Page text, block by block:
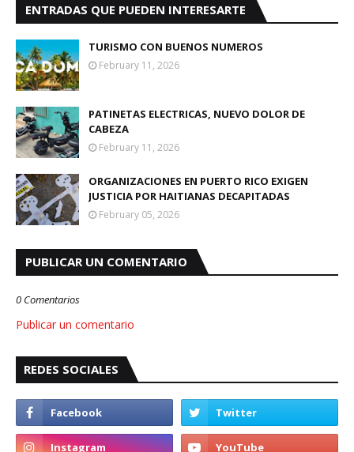
ENTRADAS QUE PUEDEN INTERESARTE
TURISMO CON BUENOS NUMEROS
February 11, 2026
PATINETAS ELECTRICAS, NUEVO DOLOR DE
CABEZA
February 11, 2026
ORGANIZACIONES EN PUERTO RICO EXIGEN
JUSTICIA POR HAITIANAS DECAPITADAS
February 05, 2026
PUBLICAR UN COMENTARIO
0 Comentarios
Publicar un comentario
REDES SOCIALES